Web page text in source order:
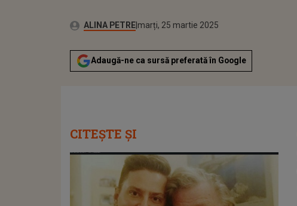
Autor:ALINA PETREPublicat:
marți, 25 martie 2025
Actualizat:
marți, 25 martie 2025
Adaugă-ne ca sursă preferată în Google
CITEȘTE ȘI